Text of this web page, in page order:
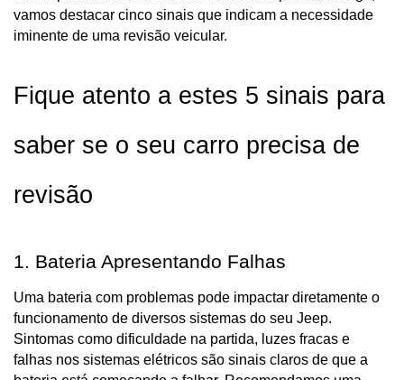
vamos destacar cinco sinais que indicam a necessidade
iminente de uma revisão veicular.
Fique atento a estes 5 sinais para
saber se o seu carro precisa de
revisão
1. Bateria Apresentando Falhas
Uma bateria com problemas pode impactar diretamente o
funcionamento de diversos sistemas do seu Jeep.
Sintomas como dificuldade na partida, luzes fracas e
falhas nos sistemas elétricos são sinais claros de que a